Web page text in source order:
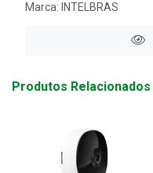
Marca: INTELBRAS
Produtos Relacionados